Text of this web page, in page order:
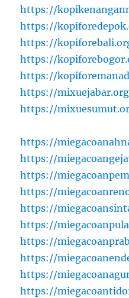
https://
https://
https://
https://
https://
https://
https://
https://
https://
https://
https://
https://
https://
https://
https://
https://
https://